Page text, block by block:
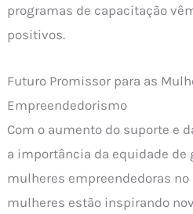
programas de capacitação
positivos.
Futuro Promissor para as
Empreendedorismo
Com o aumento do suporte e
a importância da equidade de
mulheres empreendedoras
mulheres estão inspirando